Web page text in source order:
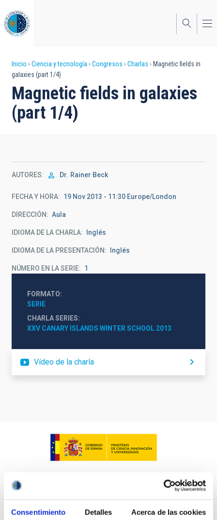
Consentimiento Detalles Acerca de las cookies
al
contenido
principal
Sobrescribir
enlaces
de
ayuda
navegación
Inicio Ciencia y tecnología Congresos Charlas
Magnetic fields in
galaxies (part 1/4)
Magnetic fields in galaxies
(part 1/4)
AUTORES Dr. Rainer Beck
FECHA Y HORA 19 Nov 2013 - 11:30 Europe/London
DIRECCIÓN Aula
IDIOMA DE LA CHARLA Inglés
IDIOMA DE LA PRESENTACIÓN Inglés
NÚMERO EN LA SERIE 1
FORMATO
SERIE
CHARLA SERIES
XXV CANARY ISLANDS WINTER SCHOOL 2013
Vídeo de la charla